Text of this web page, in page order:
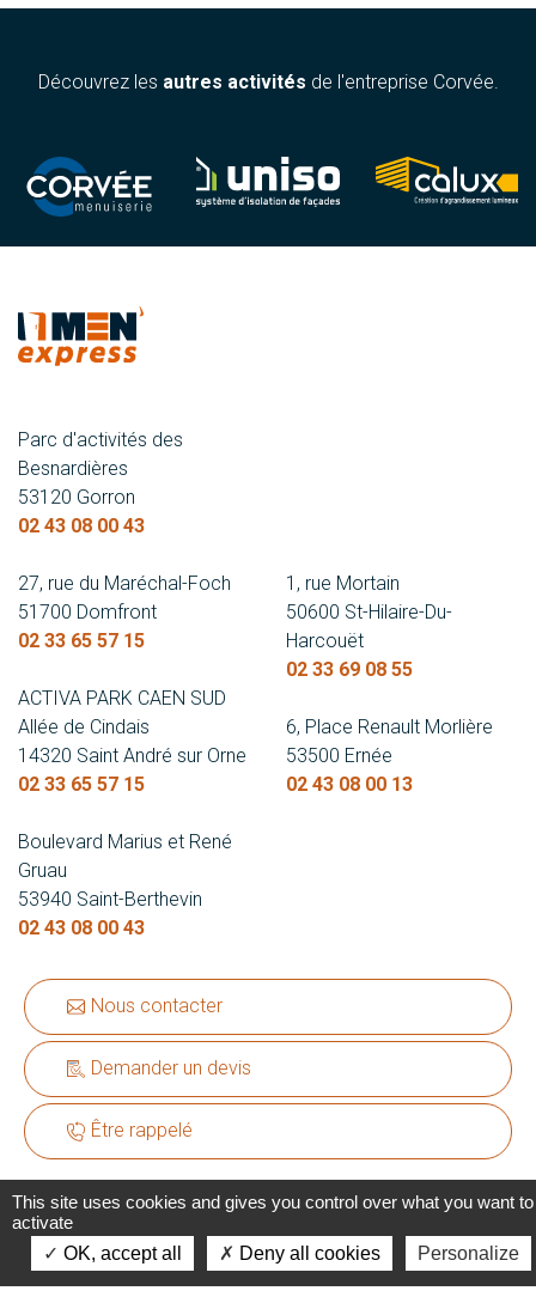
Découvrez les autres activités de l'entreprise Corvée.
Parc d'activités des
Besnardières
53120 Gorron
02 43 08 00 43
27, rue du Maréchal-Foch
51700 Domfront
02 33 65 57 15
ACTIVA PARK CAEN SUD
Allée de Cindais
14320 Saint André sur Orne
02 33 65 57 15
Boulevard Marius et René
Gruau
53940 Saint-Berthevin
02 43 08 00 43
1, rue Mortain
50600 St-Hilaire-Du-
Harcouët
02 33 69 08 55
6, Place Renault Morlière
53500 Ernée
02 43 08 00 13
Nous contacter
Demander un devis
Être rappelé
Mentions légales • Plan du site • Protection des données •
Gestion des cookies • LEB Communication
This site uses cookies and gives you control over what you want to
activate
OK, accept all
Deny all cookies Personalize